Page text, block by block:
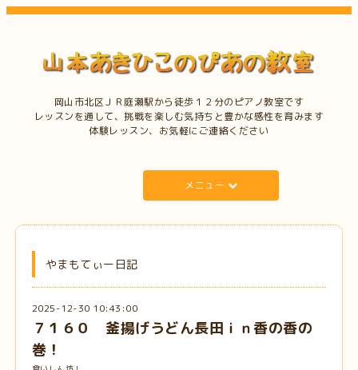
岡山市北区ＪＲ庭瀬駅から徒歩１２分のピアノ教室です
レッスンを通して、挑戦を楽しむ気持ちと豊かな感性を育みます
体験レッスン、お気軽にご連絡ください
メニュー
やまもてぃー日記
2025-12-30 10:43:00
７１６０ 釜揚げうどん長田ｉｎ香の香の
巻！